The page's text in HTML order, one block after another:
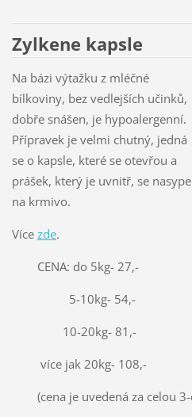
Zylkene kapsle
Na bázi výtažku z mléčné
bílkoviny, bez vedlejších učinků,
dobře snášen, je hypoalergenní.
Přípravek je velmi chutný, jedná
se o kapsle, které se otevřou a
prášek, který je uvnitř, se nasype
na krmivo.
Více zde.
CENA: do 5kg- 27,-
5-10kg- 54,-
10-20kg- 81,-
více jak 20kg- 108,-
(cena je uvedená za celou 3-